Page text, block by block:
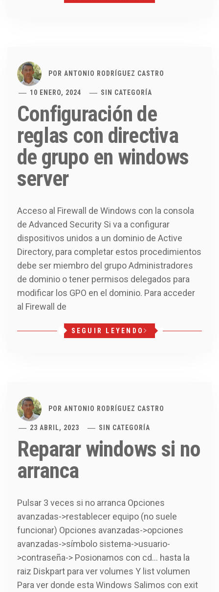
POR ANTONIO RODRÍGUEZ CASTRO
10 ENERO, 2024 SIN CATEGORÍA
Configuración de
reglas con directiva
de grupo en windows
server
Acceso al Firewall de Windows con la consola
de Advanced Security Si va a configurar
dispositivos unidos a un dominio de Active
Directory, para completar estos procedimientos
debe ser miembro del grupo Administradores
de dominio o tener permisos delegados para
modificar los GPO en el dominio. Para acceder
al Firewall de
SEGUIR LEYENDO
POR ANTONIO RODRÍGUEZ CASTRO
23 ABRIL, 2023 SIN CATEGORÍA
Reparar windows si no
arranca
Pulsar 3 veces si no arranca Opciones
avanzadas->restablecer equipo (no suele
funcionar) Opciones avanzadas->opciones
avanzadas->símbolo sistema->usuario-
>contraseña-> Posionamos con cd… hasta la
raiz Diskpart para ver volumes Y list volumen
Para ver donde esta Windows Salimos con exit